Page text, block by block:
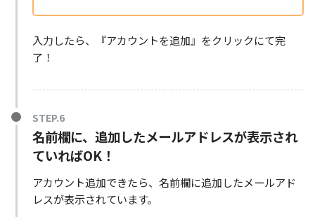
入力したら、『アカウントを追加』をクリックにて完
了！
名前欄に、追加したメールアドレスが表示され
ていればOK！
アカウント追加できたら、名前欄に追加したメールアド
レスが表示されています。